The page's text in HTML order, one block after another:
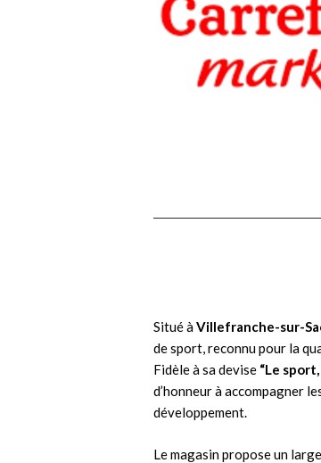
« Soutenir l’ASMT,
club qui forme, fédère
notre territoire. Nous
valeurs de proximité et
Situé àVillefranche-sur-
de sport, reconnu pour la
Fidèle à sa devise “Le
d’honneur à accompagner
développement.
Le magasin propose un